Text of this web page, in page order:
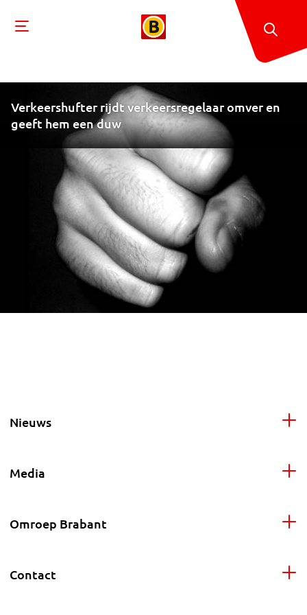
Verkeershufter rijdt verkeersregelaar omver en
geeft hem een duw
Nieuws
Media
Omroep Brabant
Contact